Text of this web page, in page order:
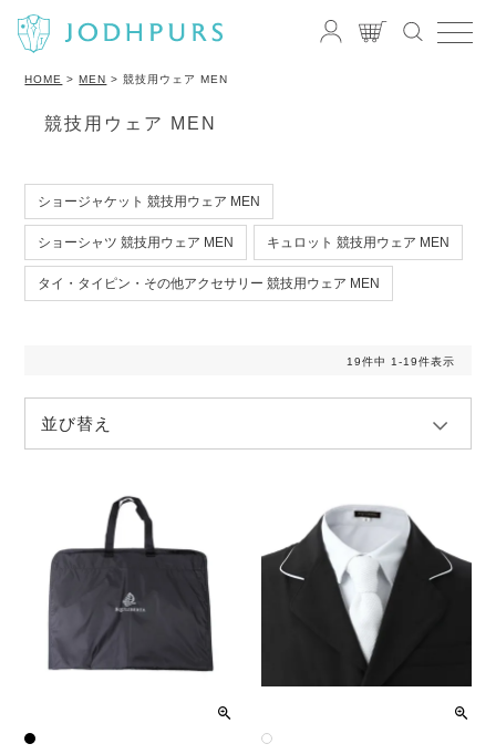
HOME MEN 競技用ウェア MEN
競技用ウェア MEN
ショージャケット 競技用ウェア MEN
ショーシャツ 競技用ウェア MEN キュロット 競技用ウェア MEN
タイ・タイピン・その他アクセサリー 競技用ウェア MEN
並び替え
19件中 1 -19件表示